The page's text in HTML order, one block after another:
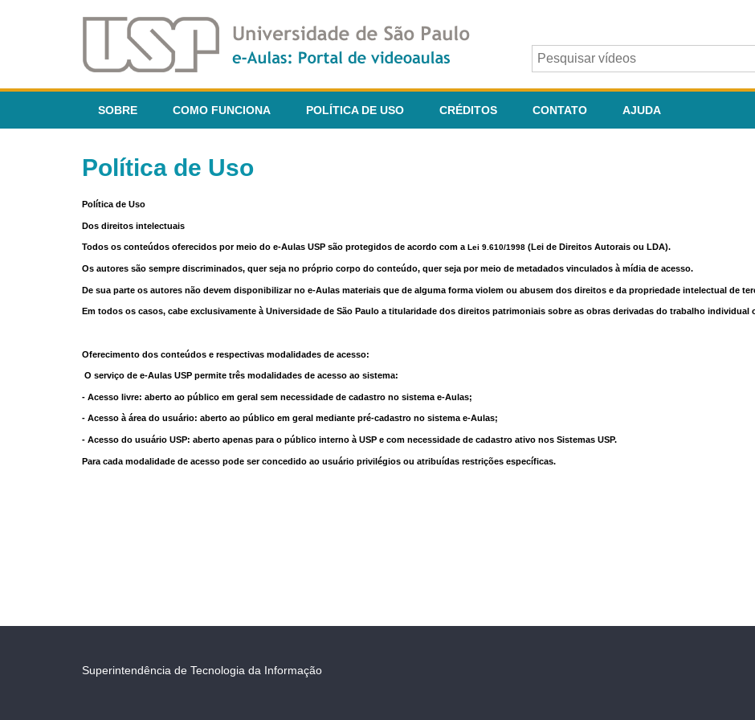
SOBRE COMO FUNCIONA POLÍTICA DE USO CRÉDITOS CONTATO AJUDA
Política de Uso
Política de Uso
Dos direitos intelectuais
Todos os conteúdos oferecidos por meio do e-Aulas USP são protegidos de acordo com a Lei 9.610/1998 (Lei de Direitos Autorais ou LDA).
Os autores são sempre discriminados, quer seja no próprio corpo do conteúdo, quer seja por meio de metadados vinculados à mídia de acesso.
De sua parte os autores não devem disponibilizar no e-Aulas materiais que de alguma forma violem ou abusem dos direitos e da propriedade intelectual de
Em todos os casos, cabe exclusivamente à Universidade de São Paulo a titularidade dos direitos patrimoniais sobre as obras derivadas do trabalho
Oferecimento dos conteúdos e respectivas modalidades de acesso:
O serviço de e-Aulas USP permite três modalidades de acesso ao sistema:
- Acesso livre: aberto ao público em geral sem necessidade de cadastro no sistema e-Aulas;
- Acesso à área do usuário: aberto ao público em geral mediante pré-cadastro no sistema e-Aulas;
- Acesso do usuário USP: aberto apenas para o público interno à USP e com necessidade de cadastro ativo nos Sistemas USP.
Para cada modalidade de acesso pode ser concedido ao usuário privilégios ou atribuídas restrições específicas.
Superintendência de Tecnologia da Informação